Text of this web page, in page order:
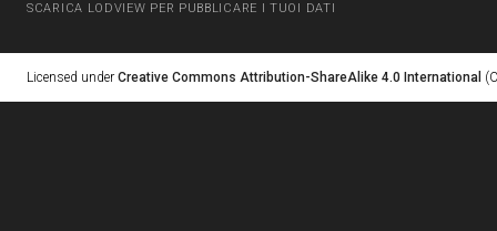
SCARICA LODVIEW PER PUBBLICARE I TUOI DATI
Licensed under Creative Commons Attribution-ShareAlike 4.0 International